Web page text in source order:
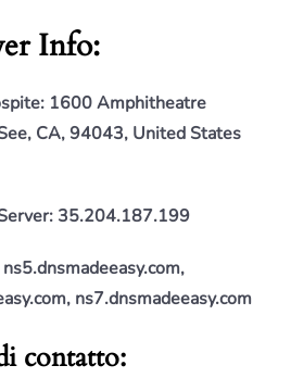
Info:
1600 Amphitheatre
CA, 94043, United States
35.204.187.199
ns5.dnsmadeeasy.com,
ns7.dnsmadeeasy.com
contatto: